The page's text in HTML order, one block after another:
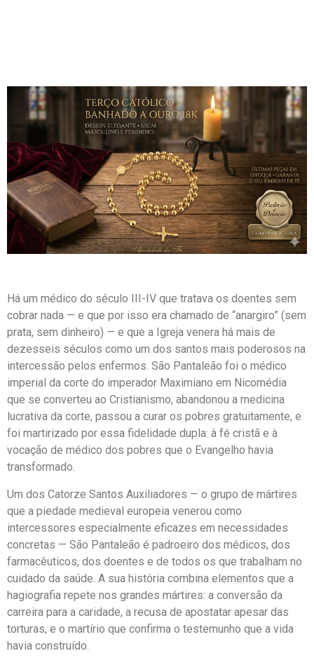
Há um médico do século III-IV que tratava os doentes sem
cobrar nada — e que por isso era chamado de “anargiro” (sem
prata, sem dinheiro) — e que a Igreja venera há mais de
dezesseis séculos como um dos santos mais poderosos na
intercessão pelos enfermos. São Pantaleão foi o médico
imperial da corte do imperador Maximiano em Nicomédia
que se converteu ao Cristianismo, abandonou a medicina
lucrativa da corte, passou a curar os pobres gratuitamente, e
foi martirizado por essa fidelidade dupla: à fé cristã e à
vocação de médico dos pobres que o Evangelho havia
transformado.
Um dos Catorze Santos Auxiliadores — o grupo de mártires
que a piedade medieval europeia venerou como
intercessores especialmente eficazes em necessidades
concretas — São Pantaleão é padroeiro dos médicos, dos
farmacêuticos, dos doentes e de todos os que trabalham no
cuidado da saúde. A sua história combina elementos que a
hagiografia repete nos grandes mártires: a conversão da
carreira para a caridade, a recusa de apostatar apesar das
torturas, e o martírio que confirma o testemunho que a vida
havia construído.